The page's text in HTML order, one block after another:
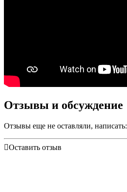
Отзывы и обсуждение
Отзывы еще не оставляли, написать:
Оставить отзыв